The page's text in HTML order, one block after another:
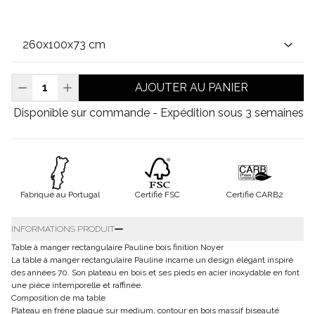
AJOUTER AU PANIER
Disponible sur commande - Expédition sous 3 semaines
Fabriqué au Portugal Certifié FSC Certifié CARB2
INFORMATIONS PRODUIT
Table à manger rectangulaire Pauline bois finition Noyer
La table à manger rectangulaire Pauline incarne un design élégant inspiré
des années 70. Son plateau en bois et ses pieds en acier inoxydable en font
une pièce intemporelle et raffinée.
Composition de ma table
Plateau en frêne plaqué sur médium, contour en bois massif biseauté